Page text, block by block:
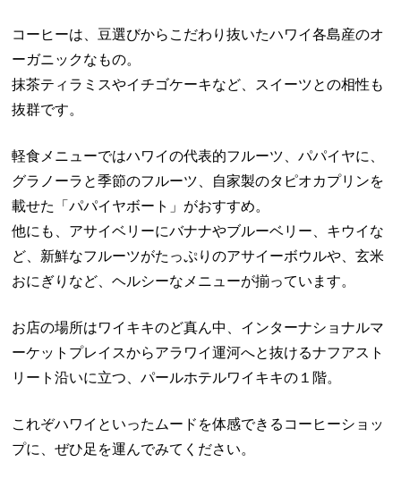
コーヒーは、豆選びからこだわり抜いたハワイ各島産のオ
ーガニックなもの。
抹茶ティラミスやイチゴケーキなど、スイーツとの相性も
抜群です。
軽食メニューではハワイの代表的フルーツ、パパイヤに、
グラノーラと季節のフルーツ、自家製のタピオカプリンを
載せた「パパイヤボート」がおすすめ。
他にも、アサイベリーにバナナやブルーベリー、キウイな
ど、新鮮なフルーツがたっぷりのアサイーボウルや、玄米
おにぎりなど、ヘルシーなメニューが揃っています。
お店の場所はワイキキのど真ん中、インターナショナルマ
ーケットプレイスからアラワイ運河へと抜けるナフアスト
リート沿いに立つ、パールホテルワイキキの１階。
これぞハワイといったムードを体感できるコーヒーショッ
プに、ぜひ足を運んでみてください。